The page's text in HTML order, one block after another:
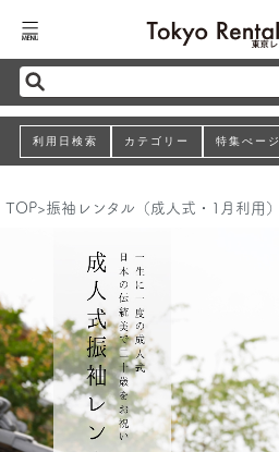
利用日検索 カテゴリー 特集ぺージ
TOP>振袖レンタル（成人式・1月利用）